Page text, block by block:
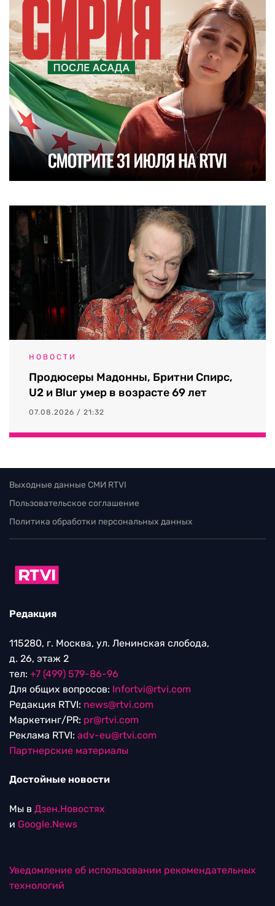
НОВОСТИ
Продюсеры Мадонны, Бритни Спирс,
U2 и Blur умер в возрасте 69 лет
07.08.2026 / 21:32
Выходные данные СМИ RTVI
Пользовательское соглашение
Политика обработки персональных данных
Редакция
115280, г. Москва, ул. Ленинская слобода,
д. 26, этаж 2
тел: +7 (499) 579-86-96
Для общих вопросов: Infortvi@rtvi.com
Редакция RTVI: news@rtvi.com
Маркетинг/PR: pr@rtvi.com
Реклама RTVI: adv-eu@rtvi.com
Партнерские материалы
Достойные новости
Мы в Дзен.Новостях
и Google.News
Уведомление об использовании рекомендательных
технологий